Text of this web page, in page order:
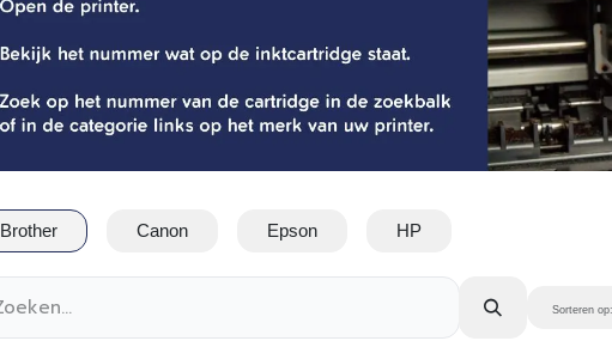
Brother Canon Epson HP
Sorteren op: